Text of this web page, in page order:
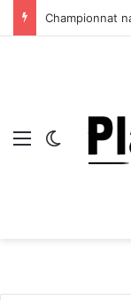
Menu Switch